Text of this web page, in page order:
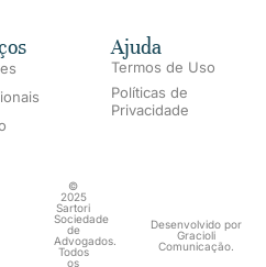
Ajuda
Termos de Uso
Políticas de
Privacidade
©
2025
Sartori
Sociedade
de
Advogados.
Todos
os
Desenvolvido por
Gracioli
Comunicação.